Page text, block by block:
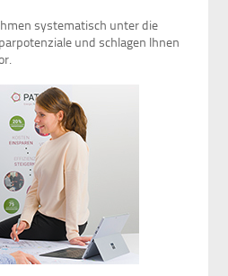
systematisch unter die
und schlagen Ihnen